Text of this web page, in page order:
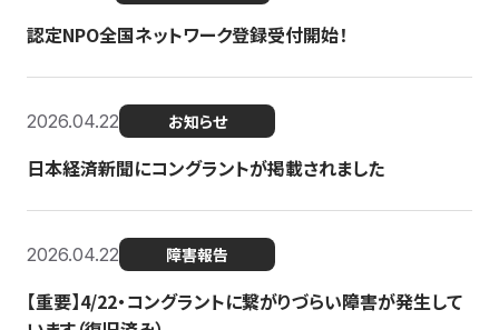
認定NPO全国ネットワーク登録受付開始！
2026.04.22 お知らせ
日本経済新聞にコングラントが掲載されました
2026.04.22 障害報告
【重要】4/22・コングラントに繋がりづらい障害が発生して